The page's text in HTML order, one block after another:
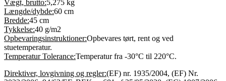
Vægt, brutto:5,275 kg
Længde/dybde:60 cm
Bredde:45 cm
Tykkelse:40 g/m2
Opbevaringsinstruktioner:Opbevares tørt, rent og ved
stuetemperatur.
Temperatur Tolerance:Temperatur fra -30°C til 220°C.
Direktiver, lovgivning og regler:(EF) nr. 1935/2004, (EF) Nr.